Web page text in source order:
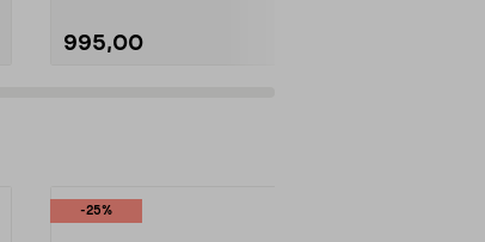
995,00
-25%